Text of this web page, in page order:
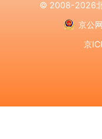
© 2008-2026
京公
京